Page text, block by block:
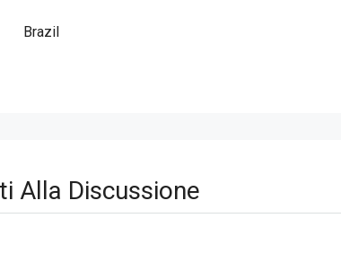
Brazil
Alla Discussione